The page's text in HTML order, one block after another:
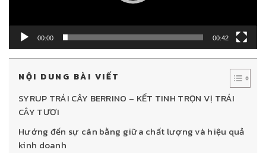
00:00 00:42
NỘI DUNG BÀI VIẾT
SYRUP TRÁI CÂY BERRINO – KẾT TINH TRỌN VỊ TRÁI
CÂY TƯƠI
Hướng đến sự cân bằng giữa chất lượng và hiệu quả
kinh doanh